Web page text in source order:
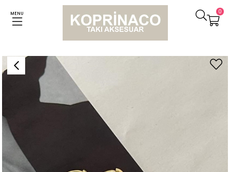
MENU 0
Küpeler Özel Seri Vip Gold Kalpli Küpe (3.20 Cm)